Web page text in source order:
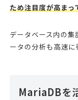
ため注目度が高まっ
データベース内の
ータの分析も高速に
MariaDBを